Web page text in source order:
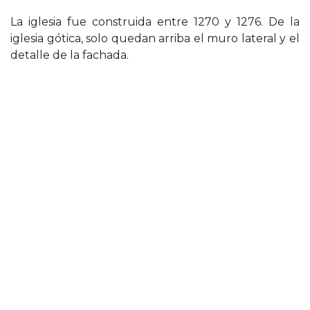
La iglesia fue construida entre 1270 y 1276. De la
iglesia gótica, solo quedan arriba el muro lateral y el
detalle de la fachada.